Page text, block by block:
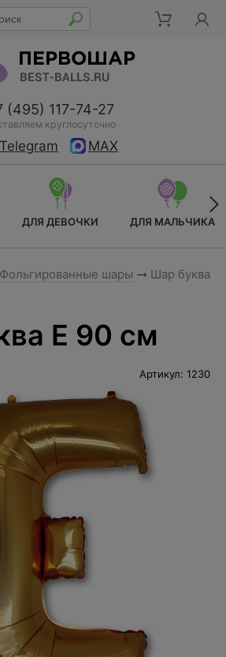
(495) 117-74-27
круглосуточно
Telegram MAX
ДЛЯ ДЕВОЧКИ ДЛЯ МАЛЬЧИКА
Фольгированные шары
Шар буква
E 90 см
Артикул: 1230